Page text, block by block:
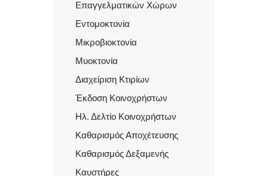
Επαγγελματικών Χώρων
Εντομοκτονία
Μικροβιοκτονία
Μυοκτονία
Διαχείριση Κτιρίων
Έκδοση Κοινοχρήστων
Ηλ. Δελτίο Κοινοχρήστων
Καθαρισμός Αποχέτευσης
Καθαρισμός Δεξαμενής
Καυστήρες